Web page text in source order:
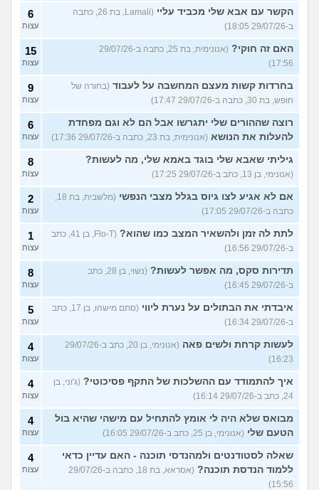
הקשר עם אבא שלי מכביד עליי
(Lamali, בת 26, כתבה
ב-29/07/26 18:05)
6
עצות
האם זה חוקי?
(אנונימית, בת 25, כתבה ב-29/07/26
17:56)
15
עצות
בחרדות קשות מעצם המחשבה על לעבוד (בחורה של
חופש, בת 30, כתבה ב-29/07/26 17:47)
9
עצות
רוצה שההורים שלי יתגרשו אבל הם לא וגם מפחדת
להעלות את הנושא (אנונימית, בת 23, כתבה ב-29/07/26 17:36)
6
עצות
גיליתי שאבא שלי בוגד באמא שלי, מה לעשות?
(אנונימי, בן 13, כתב ב-29/07/26 17:25)
8
עצות
אם לא אגיע לצו גיוס בגלל מצבי הנפשי
כתבה ב-29/07/26 17:05)
2
עצות
לתת לה זמן ולהשאיר המצב כמו שהוא?
(Flo-T, בן 41, כתב
ב-29/07/26 16:56)
1
עצות
תדירות סקס, מה אפשר לעשות?
(נשוי, בן 28, כתב
ב-29/07/26 16:45)
8
עצות
איבדתי את הבתולים על נערת ליווי
(סתם מישהו, בן 17, כתב
ב-29/07/26 16:34)
5
עצות
לעשות קרחת ולשים פאה
(אנונימי, בן 20, כתב ב-29/07/26
16:23)
4
עצות
איך להתמודד עם ההשלכות של התקף פסיכוטי? (ג'וני, בן
24, כתב ב-29/07/26 16:14)
4
עצות
מבואס שלא היה לי אומץ להתחיל עם מישהי שהיא בול
הטעם שלי (אנונימי, בן 25, כתב ב-29/07/26 16:05)
4
עצות
שאלה לסטודנטים ולמהנדסי תוכנה - האם עדיין כדאי
ללמוד הנדסת תוכנה?
(אסראא, בת 18, כתבה ב-29/07/26
15:56)
4
עצות